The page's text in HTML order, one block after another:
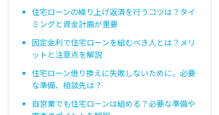
住宅ローンの繰り上げ返済を行うコツは？タイ
ミングと資金計画が重要
固定金利で住宅ローンを組むべき人とは？メリ
ットと注意点を解説
住宅ローン借り換えに失敗しないために。必要
な準備、相談先は？
自営業でも住宅ローンは組める？必要な準備や